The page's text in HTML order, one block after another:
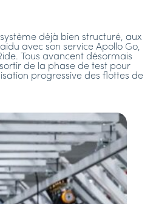
déjà bien structuré, aux
avec son service Apollo Go,
Tous avancent désormais
de la phase de test pour
progressive des flottes de